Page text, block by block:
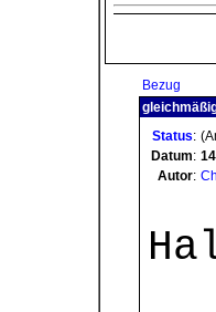
Bezug
Status:
Datum:
Autor: